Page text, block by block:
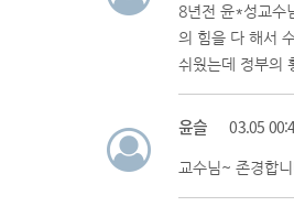
8년전 윤*성교수
의 힘을 다 해서
쉬웠는데 정부의
윤슬 03.05
교수님~ 존경합